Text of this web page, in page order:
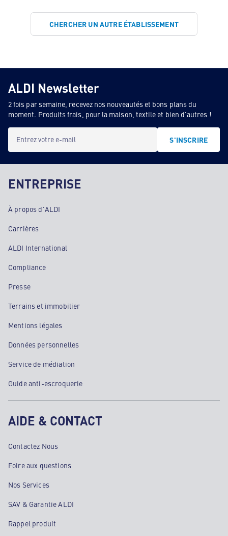
CHERCHER UN AUTRE ÉTABLISSEMENT
ALDI Newsletter
2 fois par semaine, recevez nos nouveautés et bons plans du
moment. Produits frais, pour la maison, textile et bien d'autres !
Entrez votre e-mail S'INSCRIRE
ENTREPRISE
À propos d'ALDI
Carrières
ALDI International
Compliance
Presse
Terrains et immobilier
Mentions légales
Données personnelles
Service de médiation
Guide anti-escroquerie
AIDE & CONTACT
Contactez Nous
Foire aux questions
Nos Services
SAV & Garantie ALDI
Rappel produit